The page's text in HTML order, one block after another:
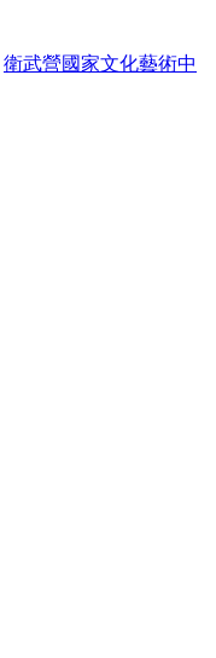
衛武營國家文化藝術中